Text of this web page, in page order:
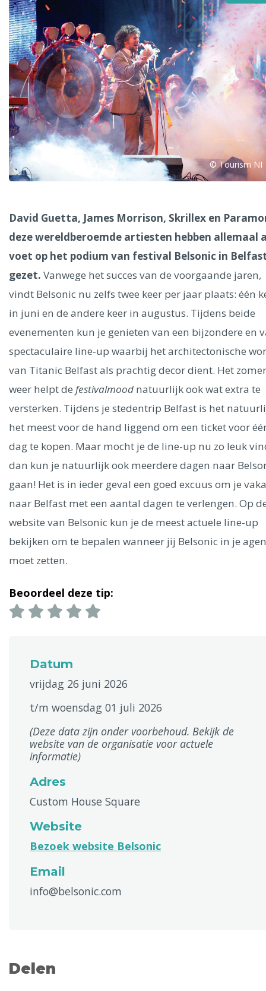
Alle steden
Phoenix
Dresden
Ålesund
Singapore
Mechelen Venetië
Dublin
Hong Kong München Wenen Budapest
Madrid
Vancouver
Alles bekijken
© Tourism NI
David Guetta, James Morrison, Skrillex en
deze wereldberoemde artiesten hebben allemaal
voet op het podium van festival Belsonic in
gezet. Vanwege het succes van de voorgaande jaren,
vindt Belsonic nu zelfs twee keer per jaar plaats: één
in juni en de andere keer in augustus. Tijdens beide
evenementen kun je genieten van een bijzondere en
spectaculaire line-up waarbij het architectonische
van Titanic Belfast als prachtig decor dient. Het
weer helpt de festivalmood natuurlijk ook wat extra te
versterken. Tijdens je stedentrip Belfast is het
het meest voor de hand liggend om een ticket voor
dag te kopen. Maar mocht je de line-up nu zo leuk
dan kun je natuurlijk ook meerdere dagen naar
gaan! Het is in ieder geval een goed excuus om je
naar Belfast met een aantal dagen te verlengen. Op
website van Belsonic kun je de meest actuele line-up
bekijken om te bepalen wanneer jij Belsonic in je
moet zetten.
Beoordeel deze tip:
Datum
vrijdag 26 juni 2026
t/m woensdag 01 juli 2026
(Deze data zijn onder voorbehoud. Bekijk de
website van de organisatie voor actuele
informatie)
Adres
Custom House Square
Website
Bezoek website Belsonic
Email
info@belsonic.com
Delen